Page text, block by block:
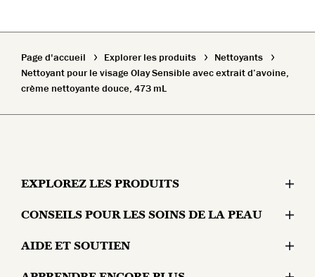
Page d'accueil Explorer les produits
Nettoyants
Nettoyant pour le visage Olay Sensible avec extrait d’avoine,
crème nettoyante douce, 473 mL
EXPLOREZ LES PRODUITS
Hydratants
Sérums et traitements
CONSEILS POUR LES SOINS DE LA PEAU
Problèmes cutanés
AIDE ET SOUTIEN